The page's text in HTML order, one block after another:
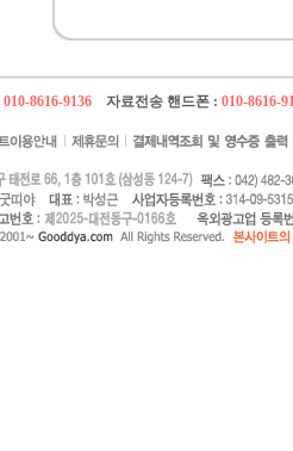
010-8616-9136 자료전송 핸드폰 : 010-8616-